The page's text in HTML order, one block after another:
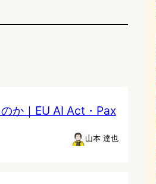
か｜EU AI Act・Pax
山本 達也